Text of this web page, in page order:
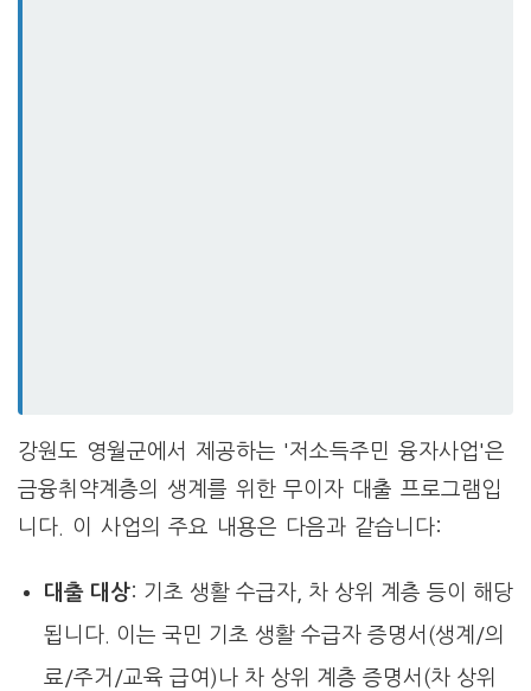
강원도 영월군에서 제공하는 '저소득주민 융자사업'은
금융취약계층의 생계를 위한 무이자 대출 프로그램입
니다. 이 사업의 주요 내용은 다음과 같습니다:
대출 대상: 기초 생활 수급자, 차 상위 계층 등이 해당
됩니다. 이는 국민 기초 생활 수급자 증명서(생계/의
료/주거/교육 급여)나 차 상위 계층 증명서(차 상위